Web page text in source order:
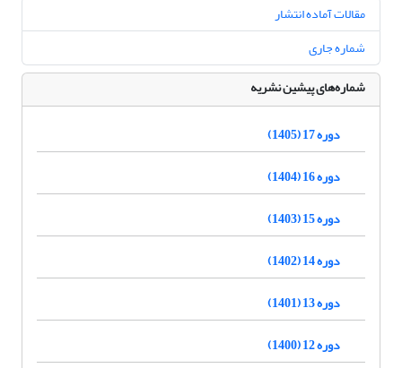
مقالات آماده انتشار
شماره جاری
شماره‌های پیشین نشریه
دوره 17 (1405)
دوره 16 (1404)
دوره 15 (1403)
دوره 14 (1402)
دوره 13 (1401)
دوره 12 (1400)